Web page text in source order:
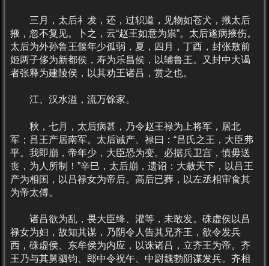
三月，太后礻犮，还，过轵道，见物如苍犬，撠太后
掖，忽不复见。卜之，云“赵王如意为祟”。太后遂病掖伤。
太后为外孙鲁王偃年少孤弱，夏，四月，丁酉，封张敖前
姬两子侈为新都侯，寿为乐昌侯，以辅鲁王。又封中大谒
者张释为建陵侯，以其劝王诸吕，赏之也。
江、汉水溢，流万馀家。
秋，七月，太后病甚，乃令赵王禄为上将军，居北
军；吕王产居南军。太后诫产、禄曰：“吕氏之王，大臣弗
平。我即崩，帝年少，大臣恐为变。必据兵卫宫，慎毋送
丧，为人所制！”辛巳，太后崩，遗诏：大赦天下，以吕王
产为相国，以吕禄女为帝后。高后已葬，以左丞相审食其
为帝太傅。
诸吕欲为乱，畏大臣绛、灌等，未敢发。硃虚侯以吕
禄女为妇，故知其谋，乃阴令人告其兄齐王，欲令发兵
西，硃虚侯、东牟侯为内应，以诛诸吕，立齐王为帝。齐
王乃与其舅驷钧、郎中令祝午、中尉魏勃阴谋发兵。齐相